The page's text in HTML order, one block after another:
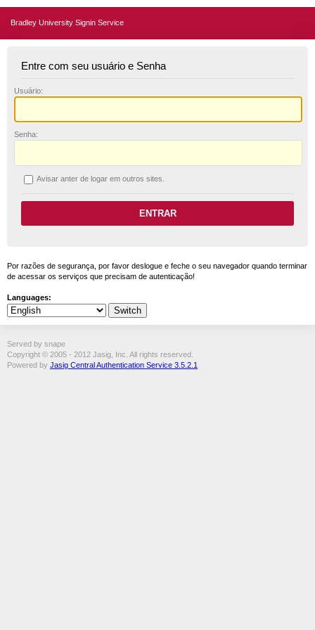
Bradley University Signin Service
Entre com seu usuário e Senha
Usuário:
Senha:
Avisar anter de logar em outros sites.
Por razões de segurança, por favor deslogue e feche o seu navegador quando terminar
de acessar os serviços que precisam de autenticação!
Languages:
Served by snape
Copyright © 2005 - 2012 Jasig, Inc. All rights reserved.
Powered by Jasig Central Authentication Service 3.5.2.1